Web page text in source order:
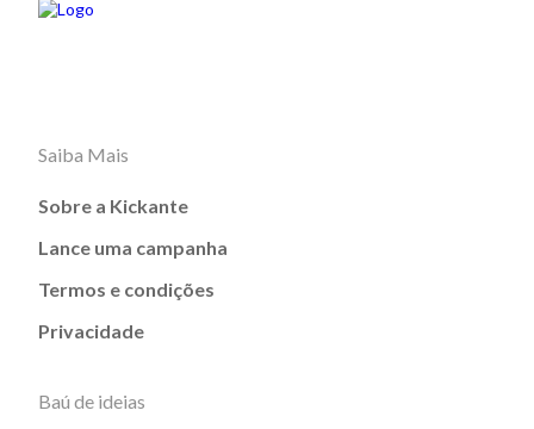
Saiba Mais
Sobre a Kickante
Lance uma campanha
Termos e condições
Privacidade
Baú de ideias